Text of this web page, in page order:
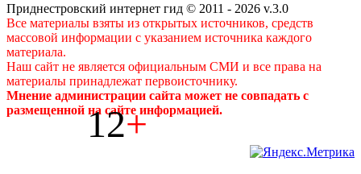
Приднестровский интернет гид © 2011 - 2026 v.3.0
Все материалы взяты из открытых источников, средств
массовой информации с указанием источника каждого
материала.
Наш сайт не является официальным СМИ и все права на
материалы принадлежат первоисточнику.
Мнение администрации сайта может не совпадать с
размещенной на сайте информацией.
12+